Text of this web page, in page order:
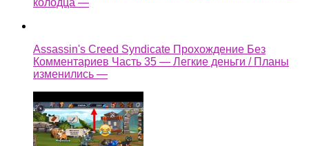
Assassin's Creed Syndicate Прохождение Без
Комментариев Часть 35 — Легкие деньги / Планы
изменились —